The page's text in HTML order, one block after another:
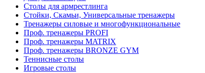
Столы для армрестлинга
Стойки, Скамьи, Универсальные тренажеры
Тренажеры силовые и многофункциональные
Проф. тренажеры PROFI
Проф. тренажеры MATRIX
Проф. тренажеры BRONZE GYM
Теннисные столы
Игровые столы